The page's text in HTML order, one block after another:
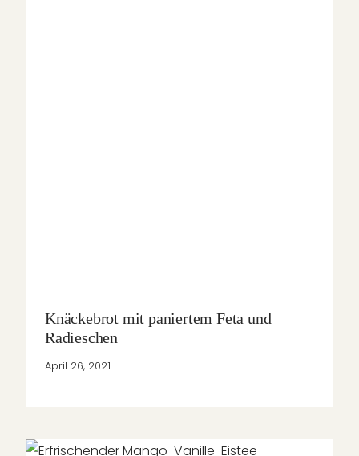
Knäckebrot mit paniertem Feta und
Radieschen
April 26, 2021